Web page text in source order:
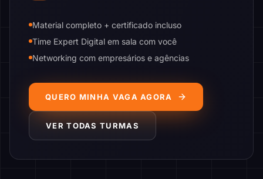
Material completo + certificado incluso
Time Expert Digital em sala com você
Networking com empresários e agências
QUERO MINHA VAGA AGORA
VER TODAS TURMAS